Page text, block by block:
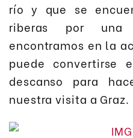
río y que se
riberas por una
encontramos en la
puede convertirse
descanso para
nuestra visita a Graz.